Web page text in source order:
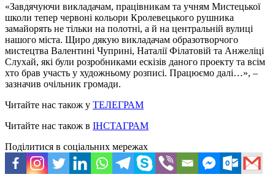
«Завдячуючи викладачам, працівникам та учням Мистецької
школи тепер червоні кольори Кролевецького рушника
замайорять не тільки на полотні, а й на центральній вулиці
нашого міста. Щиро дякую викладачам образотворчого
мистецтва Валентині Чуприні, Наталії Філатовій та Анжеліці
Слухай, які були розробниками ескізів даного проекту та всім
хто брав участь у художньому розписі. Працюємо далі…», –
зазначив очільник громади.
Читайте нас також у ТЕЛЕГРАМ
Читайте нас також в ІНСТАГРАМ
Поділитися в соціальних мережах